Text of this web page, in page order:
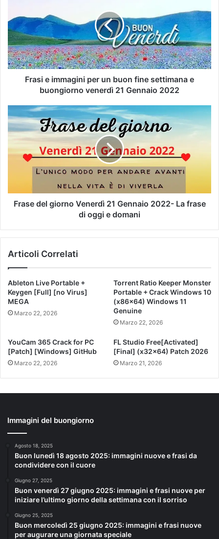
Frasi e immagini per un buon fine settimana e
buongiorno venerdì 21 Gennaio 2022
Frase del giorno Venerdì 21 Gennaio 2022- La frase
di oggi e domani
Articoli Correlati
Ableton Live Portable +
Keygen [Full] [no Virus]
MEGA
Marzo 22, 2026
Torrent Ratio Keeper Monster
Portable + Crack Windows 10
(x86x64) Windows 11
Genuine
Marzo 22, 2026
YouCam 365 Crack for PC
[Patch] [Windows] GitHub
Marzo 22, 2026
FL Studio Free[Activated]
[Final] (x32x64) Patch 2026
Marzo 21, 2026
Immagini del buongiorno
Agosto 18, 2025
Buon lunedì 18 agosto 2025: immagini nuove e frasi da
condividere con il cuore
Giugno 27, 2025
Buon venerdì 27 giugno 2025: immagini e frasi nuove per
iniziare l’ultimo giorno della settimana con il sorriso
Giugno 25, 2025
Buon mercoledì 25 giugno 2025: immagini e frasi nuove
per augurare una giornata speciale